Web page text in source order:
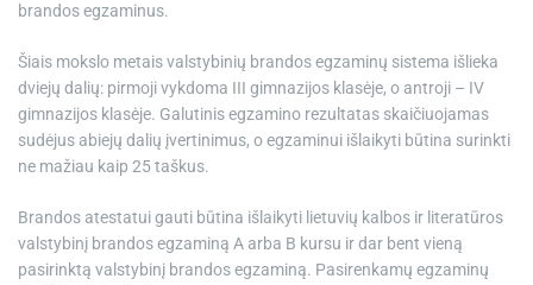
brandos egzaminus.
Šiais mokslo metais valstybinių brandos egzaminų sistema išlieka
dviejų dalių: pirmoji vykdoma III gimnazijos klasėje, o antroji – IV
gimnazijos klasėje. Galutinis egzamino rezultatas skaičiuojamas
sudėjus abiejų dalių įvertinimus, o egzaminui išlaikyti būtina surinkti
ne mažiau kaip 25 taškus.
Brandos atestatui gauti būtina išlaikyti lietuvių kalbos ir literatūros
valstybinį brandos egzaminą A arba B kursu ir dar bent vieną
pasirinktą valstybinį brandos egzaminą. Pasirenkamų egzaminų